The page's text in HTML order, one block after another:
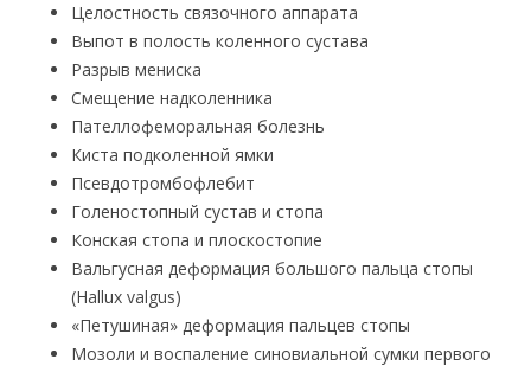
Целостность связочного аппарата
Выпот в полость коленного сустава
Разрыв мениска
Смещение надколенника
Пателлофеморальная болезнь
Киста подколенной ямки
Псевдотромбофлебит
Голеностопный сустав и стопа
Конская стопа и плоскостопие
Вальгусная деформация большого пальца стопы
(Hallux valgus)
«Петушиная» деформация пальцев стопы
Мозоли и воспаление синовиальной сумки первого